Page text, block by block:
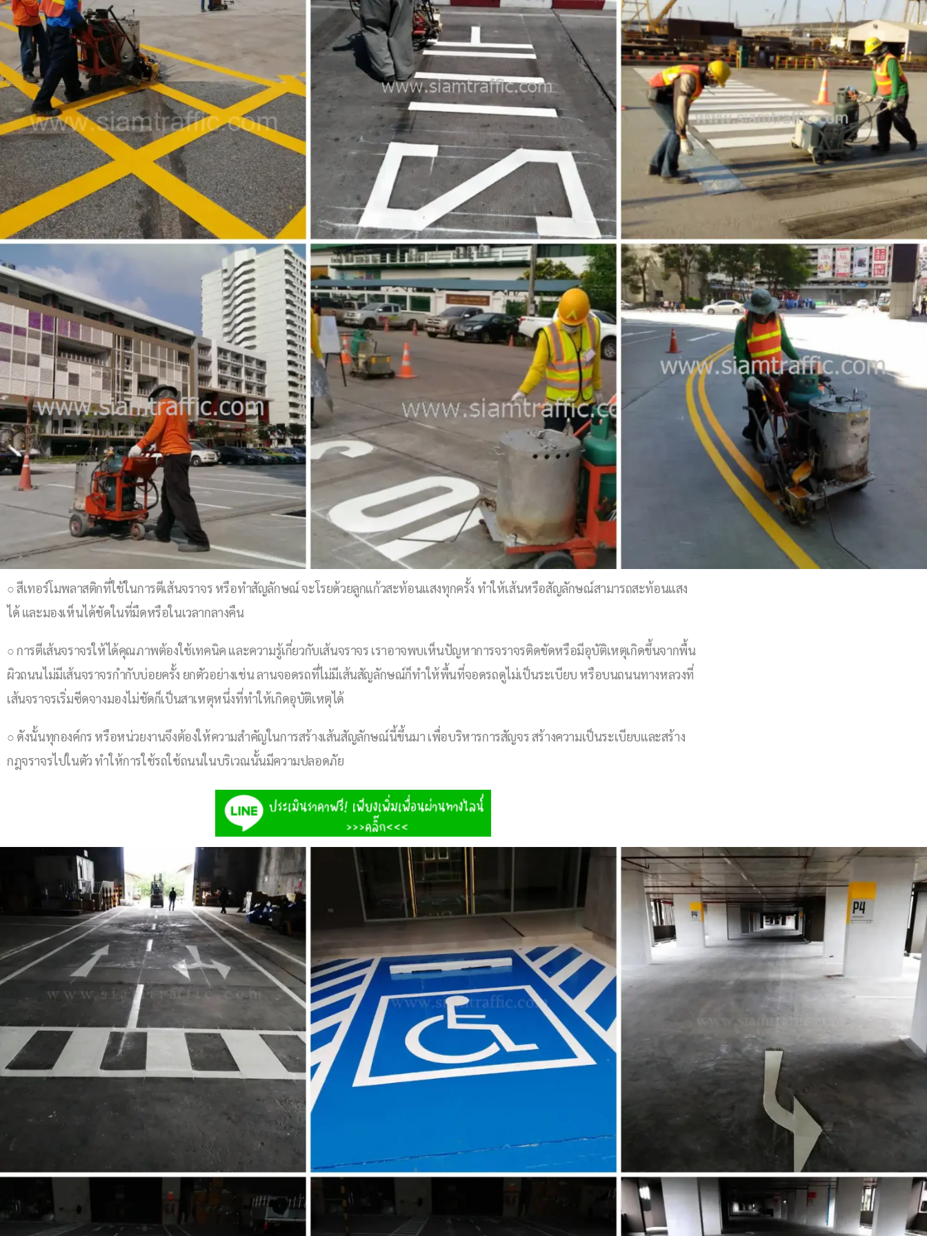
○ สีเทอร์โมพลาสติกที่ใช้ในการตีเส้นจราจร หรือทำสัญลักษณ์ จะโรยด้วยลูกแก้วสะท้อนแสงทุกครั้ง ทำให้เส้นหรือสัญลักษณ์สามารถสะท้อนแสง
ได้ และมองเห็นได้ชัดในที่มืดหรือในเวลากลางคืน
○ การตีเส้นจราจรให้ได้คุณภาพต้องใช้เทคนิค และความรู้เกี่ยวกับเส้นจราจร เราอาจพบเห็นปัญหาการจราจรติดขัดหรือมีอุบัติเหตุเกิดขึ้นจากพื้น
ผิวถนนไม่มีเส้นจราจรกำกับบ่อยครั้ง ยกตัวอย่างเช่น ลานจอดรถที่ไม่มีเส้นสัญลักษณ์ก็ทำให้พื้นที่จอดรถดูไม่เป็นระเบียบ หรือบนถนนทางหลวงที่
เส้นจราจรเริ่มซีดจางมองไม่ชัดก็เป็นสาเหตุหนึ่งที่ทำให้เกิดอุบัติเหตุได้
○ ดังนั้นทุกองค์กร หรือหน่วยงานจึงต้องให้ความสำคัญในการสร้างเส้นสัญลักษณ์นี้ขึ้นมา เพื่อบริหารการสัญจร สร้างความเป็นระเบียบและสร้าง
กฎจราจรไปในตัว ทำให้การใช้รถใช้ถนนในบริเวณนั้นมีความปลอดภัย